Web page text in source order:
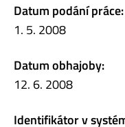
Datum podání práce:
1. 5. 2008
Datum obhajoby:
12. 6. 2008
Identifikátor v